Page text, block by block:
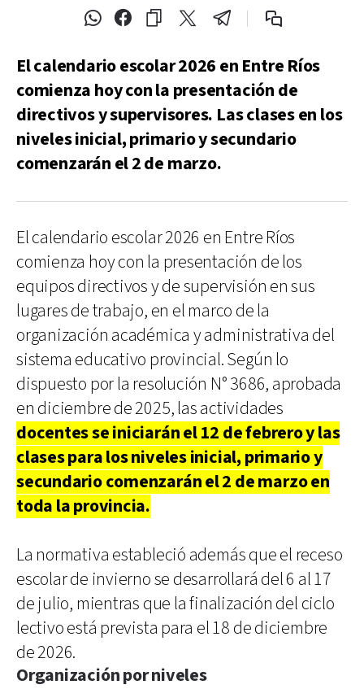
El calendario escolar 2026 en Entre Ríos
comienza hoy con la presentación de
directivos y supervisores. Las clases en los
niveles inicial, primario y secundario
comenzarán el 2 de marzo.
El calendario escolar 2026 en Entre Ríos
comienza hoy con la presentación de los
equipos directivos y de supervisión en sus
lugares de trabajo, en el marco de la
organización académica y administrativa del
sistema educativo provincial. Según lo
dispuesto por la resolución N° 3686, aprobada
en diciembre de 2025, las actividades
docentes se iniciarán el 12 de febrero y las
clases para los niveles inicial, primario y
secundario comenzarán el 2 de marzo en
toda la provincia.
La normativa estableció además que el receso
escolar de invierno se desarrollará del 6 al 17
de julio, mientras que la finalización del ciclo
lectivo está prevista para el 18 de diciembre
de 2026.
Organización por niveles